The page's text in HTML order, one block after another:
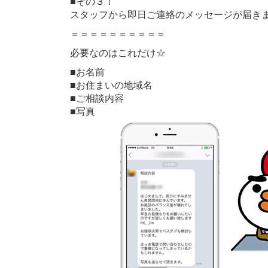
スタッフから即日ご連絡のメッセージが届き
＝＝＝＝＝＝＝＝＝＝
必要なのはこれだけ☆
■お名前
■お住まいの地域名
■ご相談内容
■写真